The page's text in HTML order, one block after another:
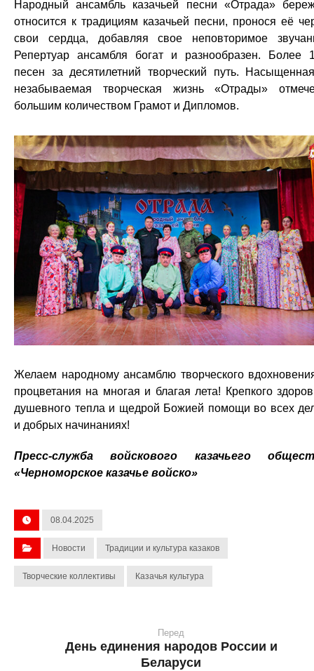
Народный ансамбль казачьей песни «Отрада»
относится к традициям казачьей песни, пронося её
свои сердца, добавляя свое неповторимое
Репертуар ансамбля богат и разнообразен. Более
песен за десятилетний творческий путь.
незабываемая творческая жизнь «Отрады»
большим количеством Грамот и Дипломов.
Желаем народному ансамблю творческого
процветания на многая и благая лета! Крепкого
душевного тепла и щедрой Божией помощи во всех
и добрых начинаниях!
Пресс-служба войскового казачьего
«Черноморское казачье войско»
08.04.2025
Новости Традиции и культура казаков
Творческие коллективы Казачья культура
Перед
День единения народов России и
Беларуси